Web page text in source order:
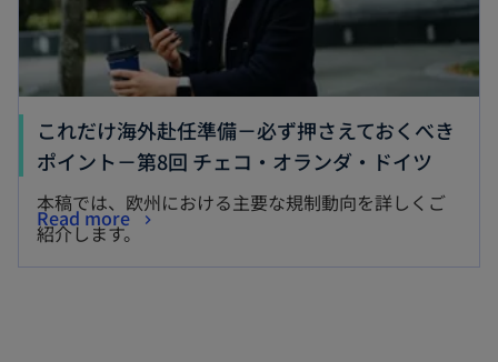
これだけ海外赴任準備－必ず押さえておくべき
ポイント－第8回 チェコ・オランダ・ドイツ
本稿では、欧州における主要な規制動向を詳しくご
紹介します。
Read more